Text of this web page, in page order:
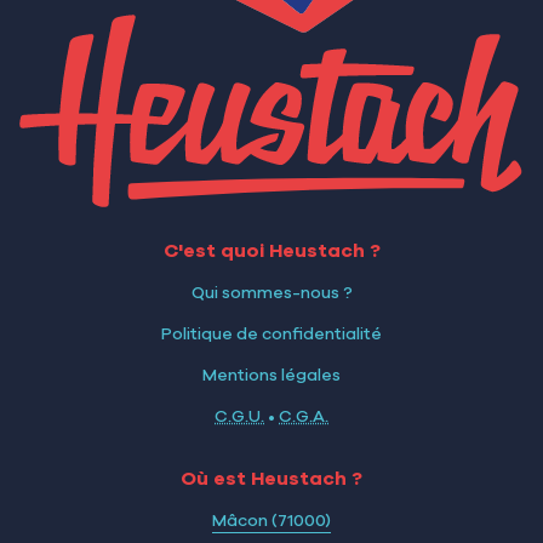
C'est quoi Heustach ?
Qui sommes-nous ?
Politique de confidentialité
Mentions légales
C.G.U. • C.G.A.
Où est Heustach ?
Mâcon (71000)